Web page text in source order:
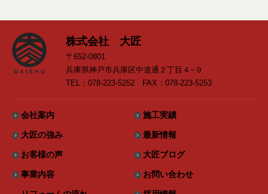
株式会社 大匠
〒652-0801
兵庫県神戸市兵庫区中道通２丁目４−９
TEL：078-223-5252 FAX：078-223-5253
会社案内 施工実績
大匠の強み 最新情報
お客様の声 大匠ブログ
事業内容 お問い合わせ